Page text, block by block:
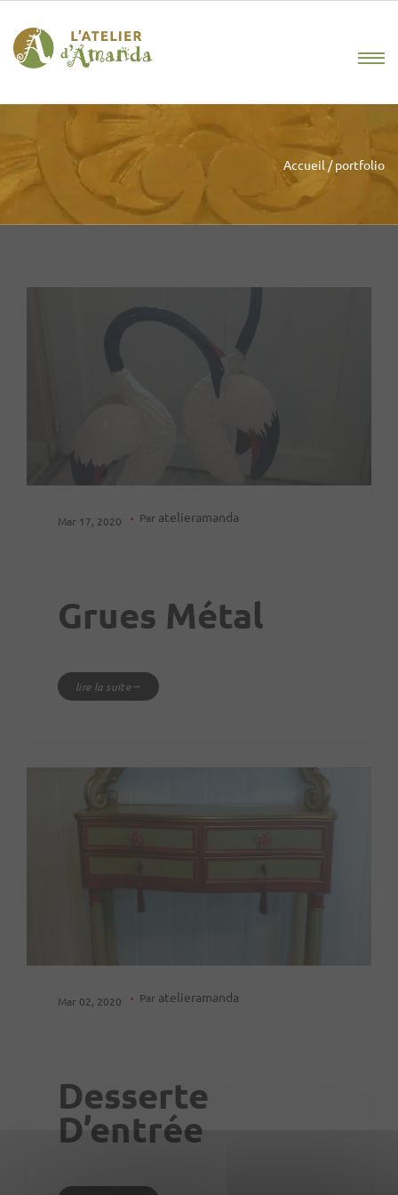
Accueil / portfolio
Mar 17, 2020 Par atelieramanda
Grues Métal
lire la suite
Mar 02, 2020 Par atelieramanda
Desserte
D’entrée